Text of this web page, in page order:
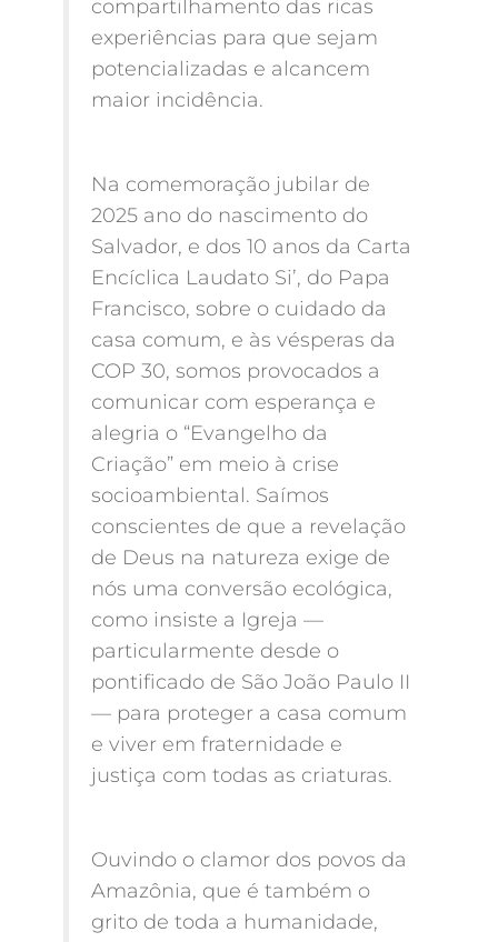
compartilhamento das ricas
experiências para que sejam
potencializadas e alcancem
maior incidência.
​Na comemoração jubilar de
2025 ano do nascimento do
Salvador, e dos 10 anos da Carta
Encíclica Laudato Si’, do Papa
Francisco, sobre o cuidado da
casa comum, e às vésperas da
COP 30, somos provocados a
comunicar com esperança e
alegria o “Evangelho da
Criação” em meio à crise
socioambiental. Saímos
conscientes de que a revelação
de Deus na natureza exige de
nós uma conversão ecológica,
como insiste a Igreja —
particularmente desde o
pontificado de São João Paulo II
— para proteger a casa comum
e viver em fraternidade e
justiça com todas as criaturas.
​Ouvindo o clamor dos povos da
Amazônia, que é também o
grito de toda a humanidade,